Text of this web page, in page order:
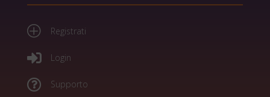
P Registrati
 Login
 Supporto